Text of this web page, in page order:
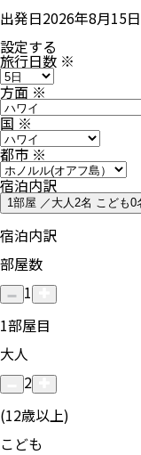
出発日2026年8月15日
設定する
旅行日数 ※
方面※
国※
都市※
宿泊内訳
1部屋 ／大人2名 こども0
宿泊内訳
部屋数
1
1部屋目
大人
2
(12歳以上)
こども